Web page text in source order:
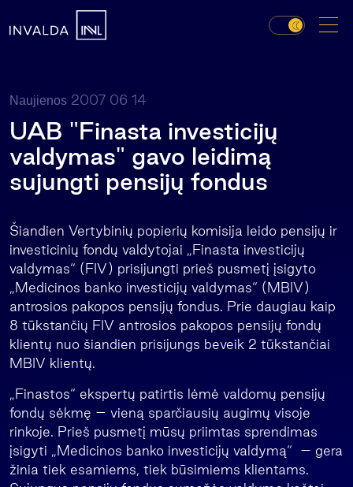
Naujienos 2007 06 14
UAB "Finasta investicijų
valdymas" gavo leidimą
sujungti pensijų fondus
Šiandien Vertybinių popierių komisija leido pensijų ir
investicinių fondų valdytojai „Finasta investicijų
valdymas“ (FIV) prisijungti prieš pusmetį įsigyto
„Medicinos banko investicijų valdymas“ (MBIV)
antrosios pakopos pensijų fondus. Prie daugiau kaip
8 tūkstančių FIV antrosios pakopos pensijų fondų
klientų nuo šiandien prisijungs beveik 2 tūkstančiai
MBIV klientų.
„Finastos“ ekspertų patirtis lėmė valdomų pensijų
fondų sėkmę – vieną sparčiausių augimų visoje
rinkoje. Prieš pusmetį mūsų priimtas sprendimas
įsigyti „Medicinos banko investicijų valdymą“ – gera
žinia tiek esamiems, tiek būsimiems klientams.